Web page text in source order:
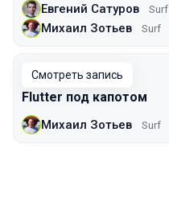
Евгений Сатуров Surf
Михаил Зотьев Surf
Смотреть запись
Flutter под капотом
Михаил Зотьев Surf